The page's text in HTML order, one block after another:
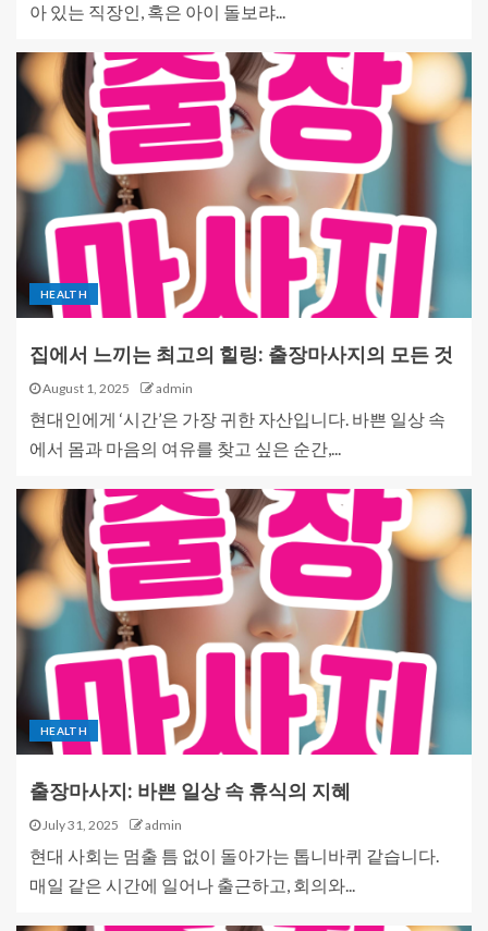
아 있는 직장인, 혹은 아이 돌보랴...
HEALTH
집에서 느끼는 최고의 힐링: 출장마사지의 모든 것
August 1, 2025 admin
현대인에게 ‘시간’은 가장 귀한 자산입니다. 바쁜 일상 속
에서 몸과 마음의 여유를 찾고 싶은 순간,...
HEALTH
출장마사지: 바쁜 일상 속 휴식의 지혜
July 31, 2025 admin
현대 사회는 멈출 틈 없이 돌아가는 톱니바퀴 같습니다.
매일 같은 시간에 일어나 출근하고, 회의와...